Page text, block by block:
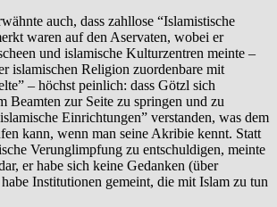
auch, dass zahllose “Islamistische
waren auf den Aservaten, wobei er
und islamische Kulturzentren meinte –
islamischen Religion zuordenbare mit
– höchst peinlich: dass Götzl sich
Beamten zur Seite zu springen und zu
Einrichtungen” verstanden, was dem
kann, wenn man seine Akribie kennt. Statt
Verunglimpfung zu entschuldigen, meinte
er habe sich keine Gedanken (über
Institutionen gemeint, die mit Islam zu tun